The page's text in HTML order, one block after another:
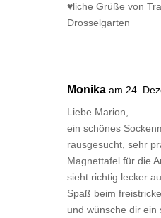
♥liche Grüße von
Drosselgarten
Monika am 24.
Liebe Marion,
ein schönes
rausgesucht, sehr
Magnettafel für die
sieht richtig lecker
Spaß beim
und wünsche dir ein